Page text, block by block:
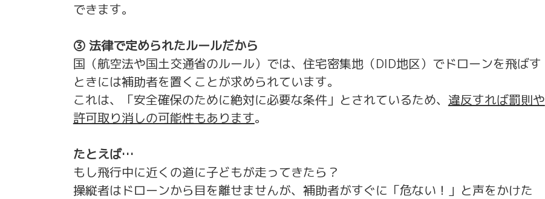
できます。
③ 法律で定められたルールだから
国（航空法や国土交通省のルール）では、住宅密集地（DID地区）でドローンを飛ばす
ときには補助者を置くことが求められています。
これは、「安全確保のために絶対に必要な条件」とされているため、 違反すれば罰則や
許可取り消しの可能性もあります。
たとえば…
もし飛行中に近くの道に子どもが走ってきたら？
操縦者はドローンから目を離せませんが、補助者がすぐに「危ない！」と声をかけた